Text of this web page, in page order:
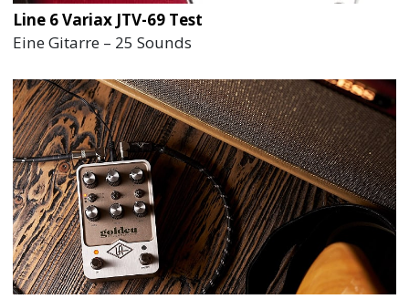
Line 6 Variax JTV-69 Test
Eine Gitarre – 25 Sounds